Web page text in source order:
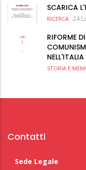
SCARICA
RICERCA 24
RIFORME
STORIA E
Contatti
Sede Legale